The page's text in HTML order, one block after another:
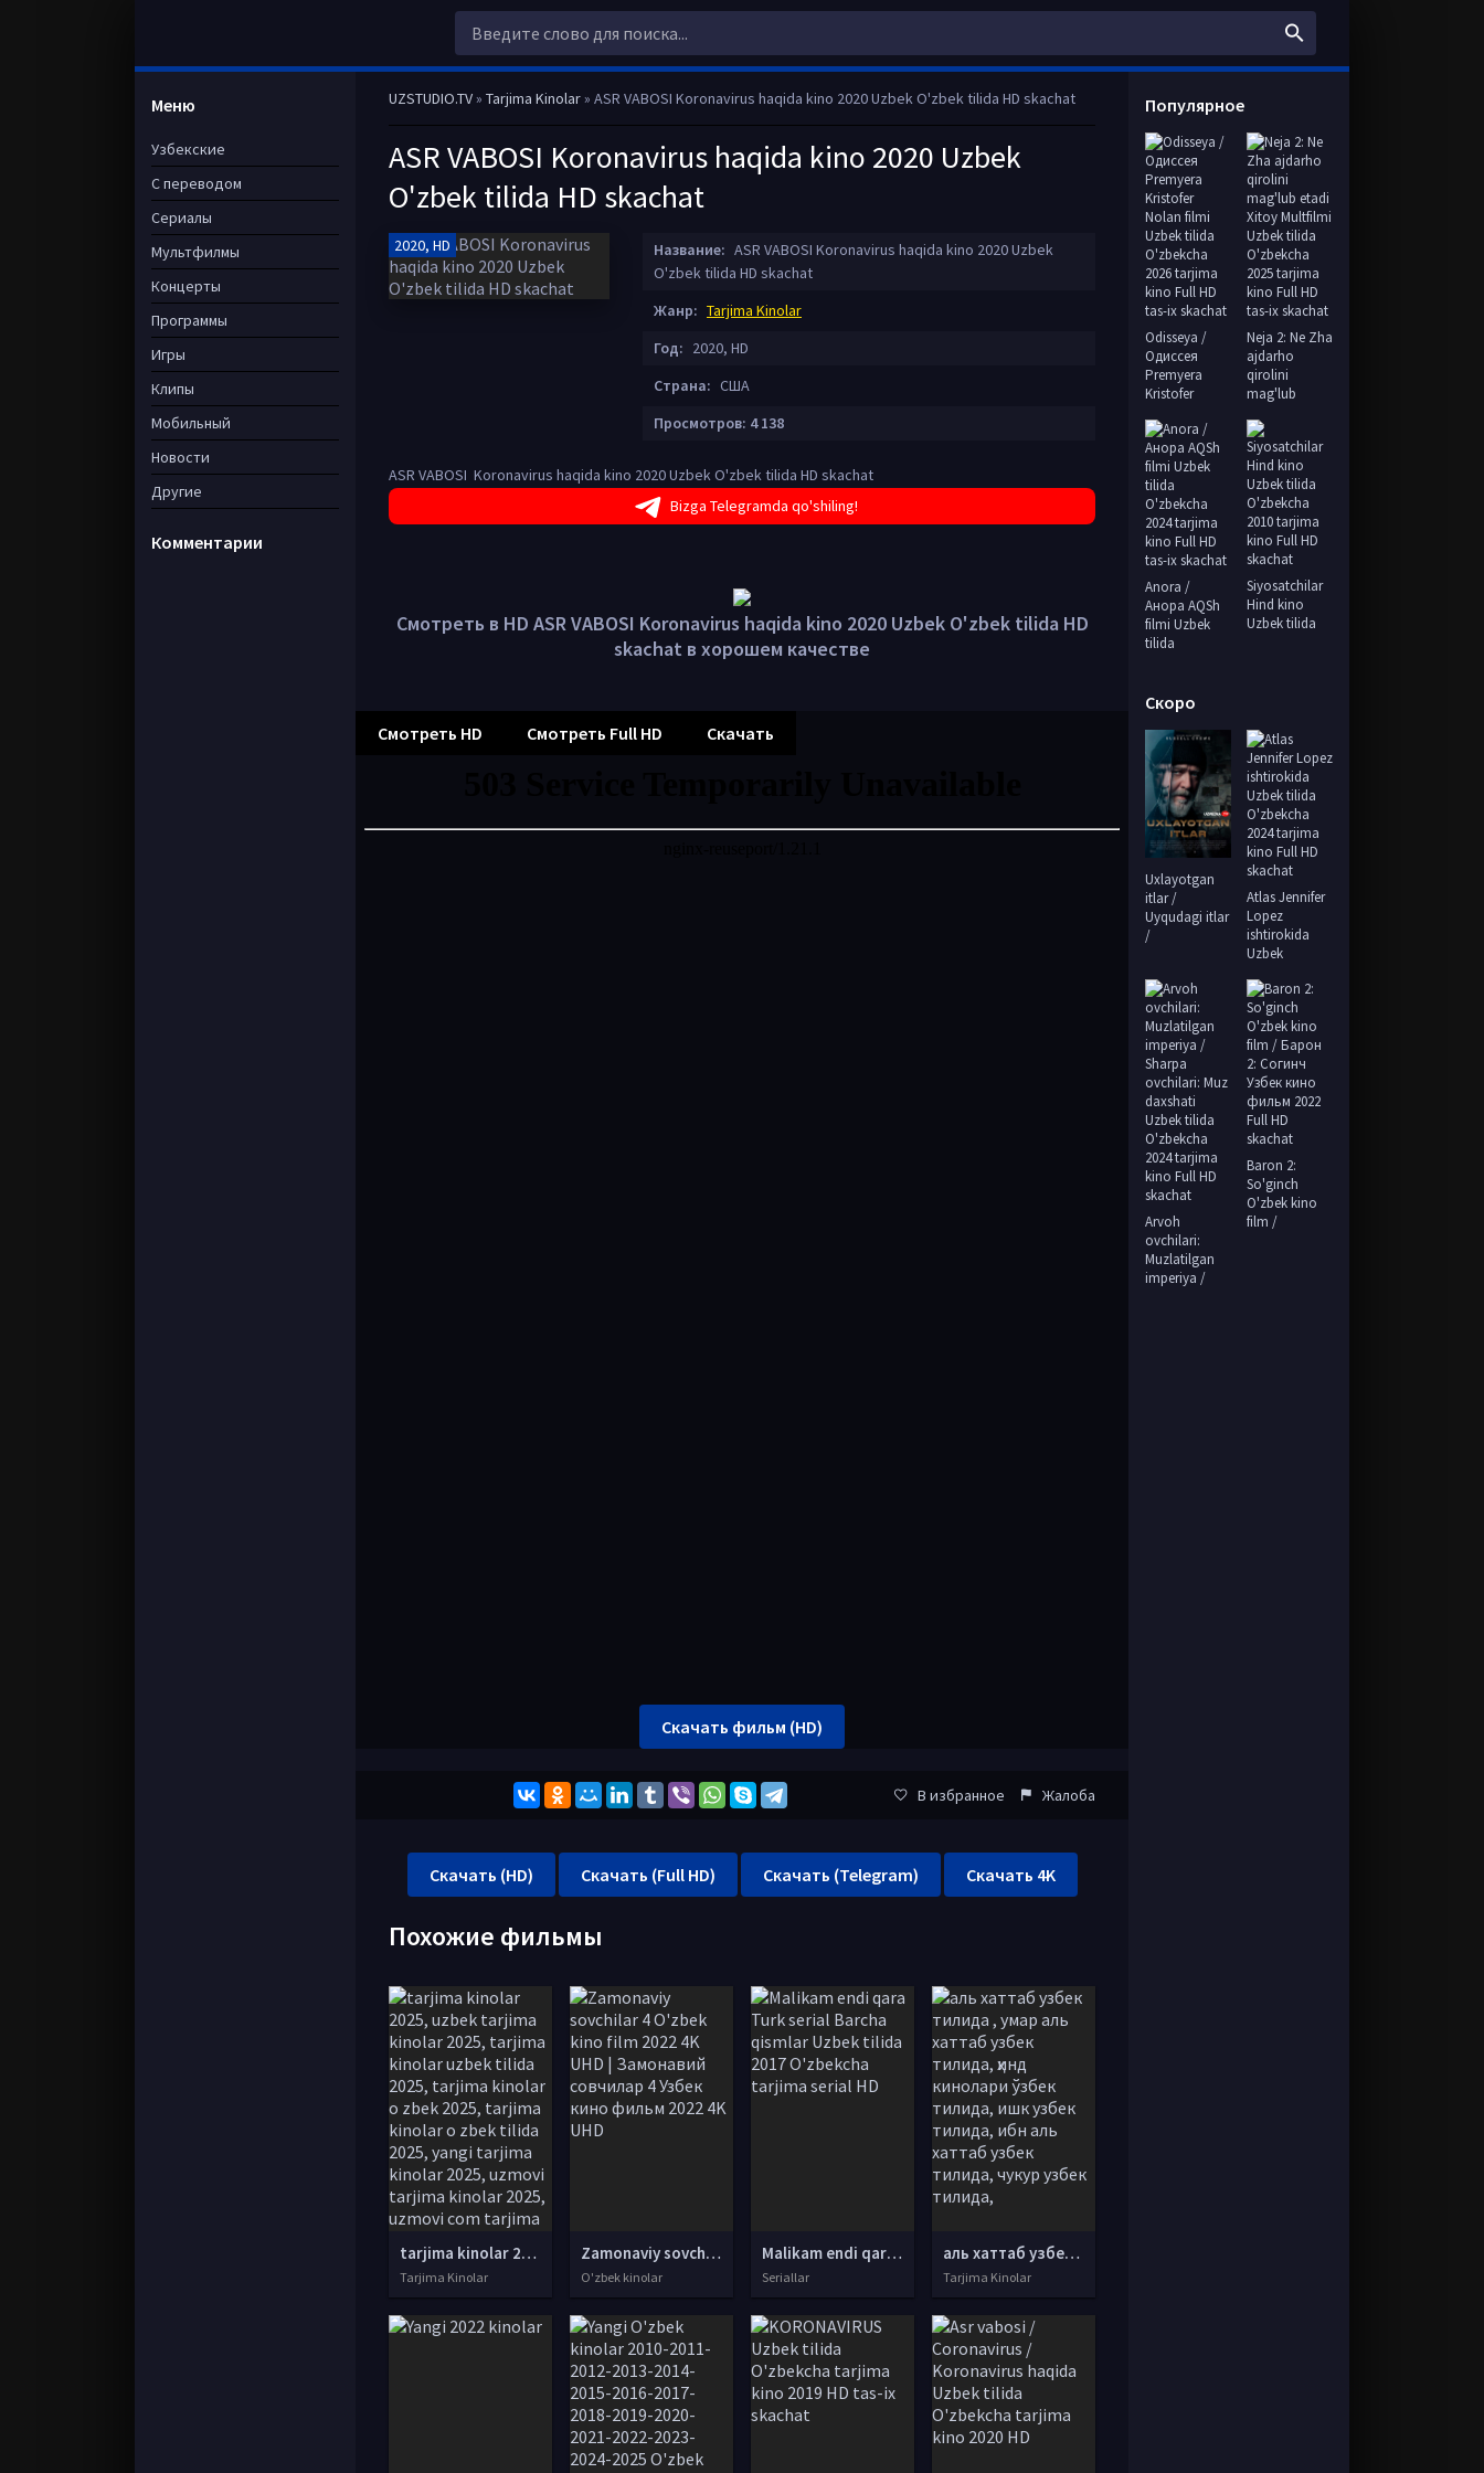
UZSTUDIO.TV» Tarjima Kinolar» ASR VABOSI Koronavirus haqida kino 2020 Uzbek O'zbek tilida HD skachat
ASR VABOSI Koronavirus haqida kino 2020 Uzbek
O'zbek tilida HD skachat
2020, HD Название: ASR VABOSI Koronavirus haqida kino 2020 Uzbek
O'zbek tilida HD skachat
Жанр: Tarjima Kinolar
Год: 2020, HD
Страна: США
Просмотров: 4 138
ASR VABOSI Koronavirus haqida kino 2020 Uzbek O'zbek tilida HD skachat
Bizga Telegramda qo'shiling!
Смотреть в HD ASR VABOSI Koronavirus haqida kino 2020 Uzbek O'zbek tilida HD
skachat в хорошем качестве
Смотреть HD Смотреть Full HD Скачать
Скачать фильм (HD)
В избранное Жалоба
Скачать (HD) Скачать (Full HD) Скачать (Telegram) Скачать 4K
Похожие фильмы
tarjima kinolar 2025, uzbek tarjima kinolar 2025, tarjima kinolar uzbek tilida 2025, tarjima kinolar o zbek 2025, tarjima kinolar o zbek tilida 2025, yangi tarjima kinolar 2025, uzmovi tarjima kinolar 2025, uzmovi com tarjima kinolar 2025, uzbekcha t
Tarjima Kinolar
Zamonaviy sovchilar 4 O'zbek kino film 2022 4K UHD | Замонавий совчилар 4 Узбек кино фильм 2022 4K UHD
O'zbek kinolar
Malikam endi qara Turk serial Barcha qismlar Uzbek tilida 2017 O'zbekcha tarjima serial HD
Seriallar
аль хаттаб узбек тилида , умар аль хаттаб узбек тилида, ҳинд кинолари ўзбек тилида, ишк узбек тилида, ибн аль хаттаб узбек тилида, чукур узбек тилида,
Tarjima Kinolar
Меню
Узбекские
С переводом
Сериалы
Мультфилмы
Концерты
Программы
Игры
Клипы
Мобильный
Новости
Другие
Комментарии
Популярное
Odisseya /
Одиссея
Premyera
Kristofer
Neja 2: Ne Zha
ajdarho
qirolini
mag'lub
Anora /
Анора AQSh
filmi Uzbek
tilida
Siyosatchilar
Hind kino
Uzbek tilida
Скоро
Uxlayotgan
itlar /
Uyqudagi itlar
/
Atlas Jennifer
Lopez
ishtirokida
Uzbek
Arvoh
ovchilari:
Muzlatilgan
imperiya /
Baron 2:
So'ginch
O'zbek kino
film /